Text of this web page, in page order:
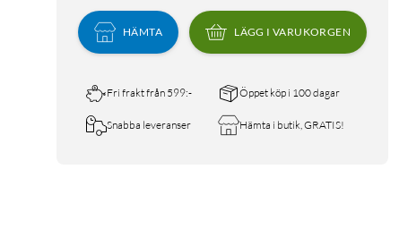
HÄMTA LÄGG I VARUKORGEN
Fri frakt från 599:- Öppet köp i 100 dagar
Snabba leveranser Hämta i butik, GRATIS!